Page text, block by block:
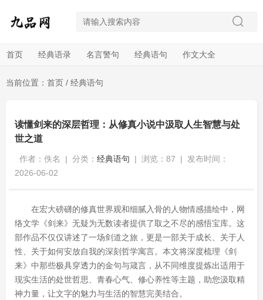
首页 经典语录 名言警句 经典语句 作文大全
当前位置： 首页 / 经典语句
读懂剑来的深层哲理：从修真小说中汲取人生智慧与处
世之道
作者：佚名 | 分类： 经典语句 | 浏览：87 |
发布时间：
2026-06-02
在宏大磅礴的修真世界观和细腻入骨的人物情感描绘中，网
络文学《剑来》无疑为无数读者提供了取之不尽的感悟宝库。这
部作品不仅仅讲述了一场剑道之旅，更是一部关于成长、关于人
性、关于如何安放自我的深刻哲学寓言。本文将深度梳理《剑
来》中那些极具穿透力的金句与箴言，从不同维度提炼出适用于
现实生活的处世哲思、青春心气、修心养性等主题，助您汲取精
神力量，让文字的魅力与生活的智慧完美结合。